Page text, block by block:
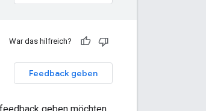
War das hilfreich?
Feedback geben